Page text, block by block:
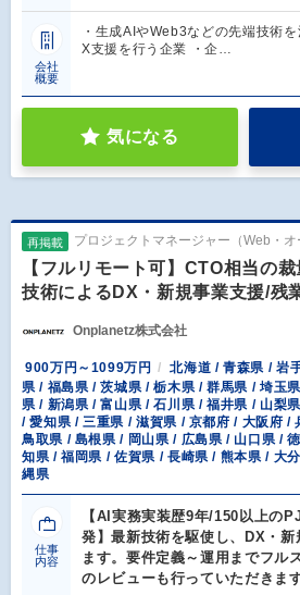
会社
概要
・生成AIやWeb3などの先端技術
X支援を行う企業 ・企…
気になる
再掲載 プロジェクトマネージャー（Web・オ
【フルリモート可】CTO相当の
技術によるDX・新規事業支援/残
Onplanetz株式会社
900万円～1099万円
北海道 / 青森県 / 岩
県 / 福島県 / 茨城県 / 栃木県 / 群馬県 / 埼玉
県 / 新潟県 / 富山県 / 石川県 / 福井県 / 山梨
/ 愛知県 / 三重県 / 滋賀県 / 京都府 / 大阪府 /
鳥取県 / 島根県 / 岡山県 / 広島県 / 山口県 /
知県 / 福岡県 / 佐賀県 / 長崎県 / 熊本県 / 大
縄県
仕事
内容
【AI実務実装歴9年/150以上の
発】最新技術を駆使し、DX・
ます。要件定義～運用までフル
のレビューも行っていただきます